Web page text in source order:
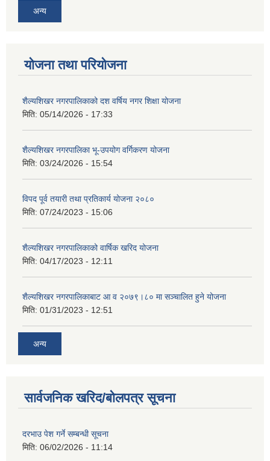
अन्य
योजना तथा परियोजना
शैल्यशिखर नगरपालिकाको दश वर्षिय नगर शिक्षा योजना
मिति: 05/14/2026 - 17:33
शैल्यशिखर नगरपालिका भू-उपयोग वर्गिकरण योजना
मिति: 03/24/2026 - 15:54
विपद पूर्व तयारी तथा प्रतिकार्य योजना २०८०
मिति: 07/24/2023 - 15:06
शैल्यशिखर नगरपालिकाको वार्षिक खरिद योजना
मिति: 04/17/2023 - 12:11
शैल्यशिखर नगरपालिकाबाट आ व २०७९।८० मा सञ्चालित हुने योजना
मिति: 01/31/2023 - 12:51
अन्य
सार्वजनिक खरिद/बोलपत्र सूचना
दरभाउ पेश गर्ने सम्बन्धी सूचना
मिति: 06/02/2026 - 11:14